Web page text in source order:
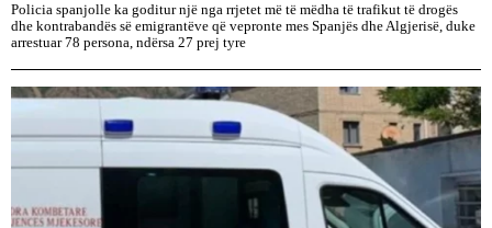
Policia spanjolle ka goditur një nga rrjetet më të mëdha të trafikut të drogës
dhe kontrabandës së emigrantëve që vepronte mes Spanjës dhe Algjerisë, duke
arrestuar 78 persona, ndërsa 27 prej tyre